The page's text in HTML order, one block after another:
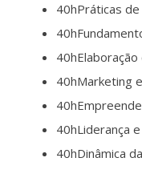
40hPráticas
40h
40h
40hMarketing
40h
40hLiderança
40hDinâmica